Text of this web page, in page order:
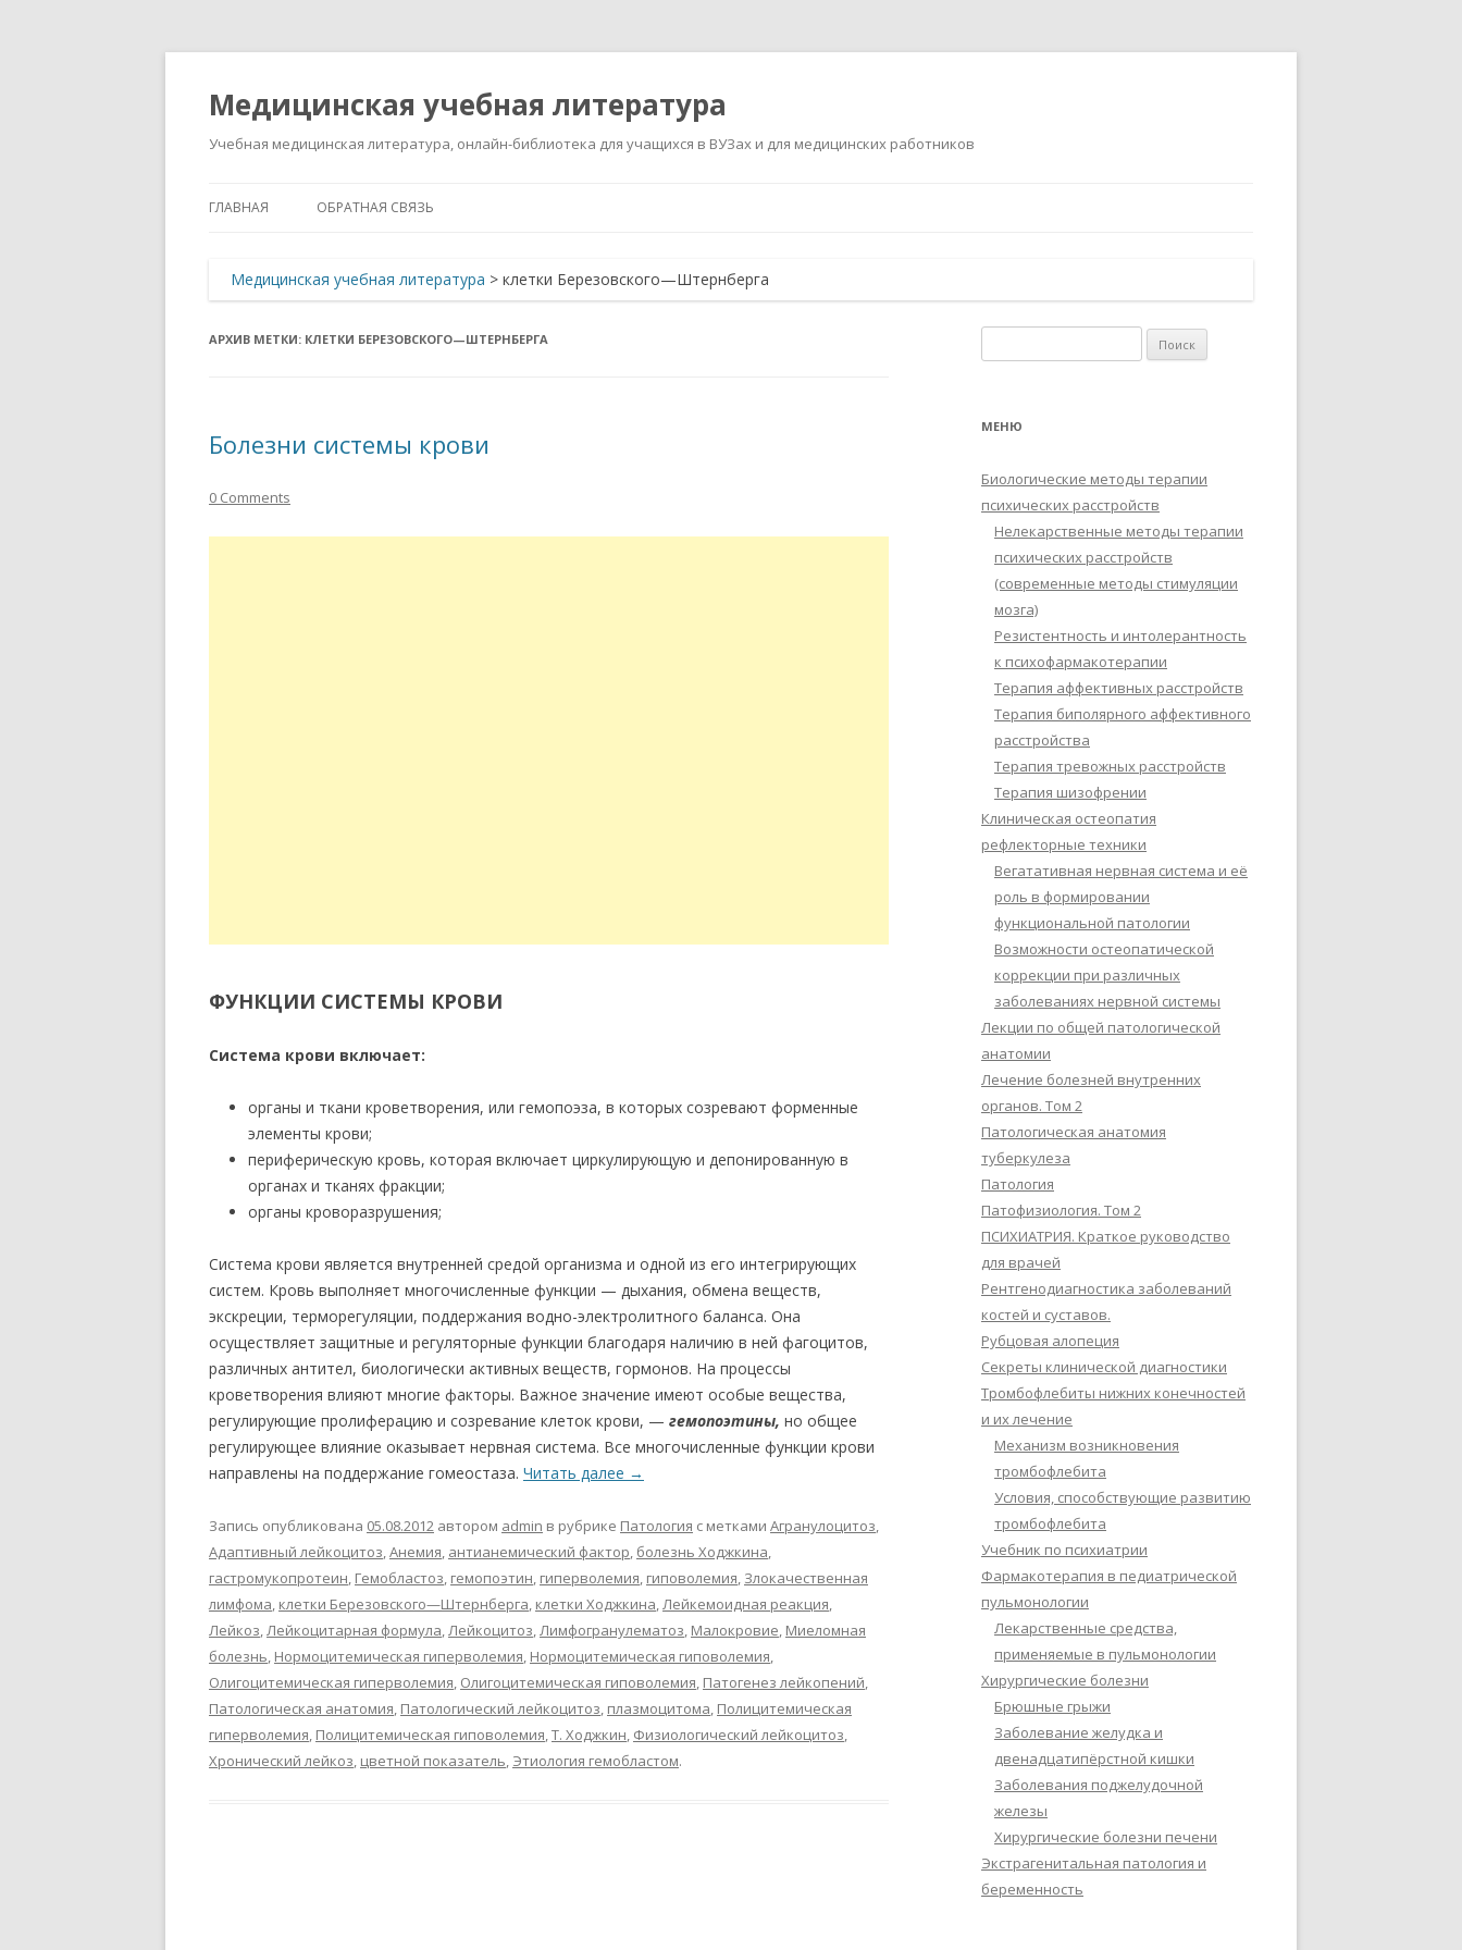
Медицинская учебная литература
Учебная медицинская литература, онлайн-библиотека для учащихся в ВУЗах и для медицинских работников
ГЛАВНАЯ ОБРАТНАЯ СВЯЗЬ
Медицинская учебная литература > клетки Березовского—Штернберга
АРХИВ МЕТКИ: КЛЕТКИ БЕРЕЗОВСКОГО—ШТЕРНБЕРГА
Болезни системы крови
0 Comments
ФУНКЦИИ СИСТЕМЫ КРОВИ
Система крови включает:
органы и ткани кроветворения, или гемопоэза, в которых созревают форменные
элементы крови;
периферическую кровь, которая включает циркулирующую и депонированную в
органах и тканях фракции;
органы кроворазрушения;
Система крови является внутренней средой организма и одной из его интегрирующих
систем. Кровь выполняет многочисленные функции — дыхания, обмена веществ,
экскреции, терморегуляции, поддержания водно-электролитного баланса. Она
осуществляет защитные и регуляторные функции благодаря наличию в ней фагоцитов,
различных антител, биологически активных веществ, гормонов. На процессы
кроветворения влияют многие факторы. Важное значение имеют особые вещества,
регулирующие пролиферацию и созревание клеток крови, — гемопоэтины, но общее
регулирующее влияние оказывает нервная система. Все многочисленные функции крови
направлены на поддержание гомеостаза. Читать далее →
Запись опубликована 05.08.2012 автором admin в рубрике Патология с метками Агранулоцитоз,
Адаптивный лейкоцитоз,Анемия, антианемический фактор, болезнь Ходжкина,
гастромукопротеин, Гемобластоз, гемопоэтин, гиперволемия, гиповолемия, Злокачественная
лимфома, клетки Березовского—Штернберга, клетки Ходжкина,Лейкемоидная реакция,
Лейкоз,Лейкоцитарная формула,Лейкоцитоз,Лимфогранулематоз, Малокровие, Миеломная
болезнь, Нормоцитемическая гиперволемия, Нормоцитемическая гиповолемия,
Олигоцитемическая гиперволемия, Олигоцитемическая гиповолемия, Патогенез лейкопений,
Патологическая анатомия, Патологический лейкоцитоз, плазмоцитома, Полицитемическая
гиперволемия, Полицитемическая гиповолемия,Т. Ходжкин, Физиологический лейкоцитоз,
Хронический лейкоз, цветной показатель, Этиология гемобластом.
МЕНЮ
Биологические методы терапии
психических расстройств
Нелекарственные методы терапии
психических расстройств
(современные методы стимуляции
мозга)
Резистентность и интолерантность
к психофармакотерапии
Терапия аффективных расстройств
Терапия биполярного аффективного
расстройства
Терапия тревожных расстройств
Терапия шизофрении
Клиническая остеопатия
рефлекторные техники
Вегатативная нервная система и её
роль в формировании
функциональной патологии
Возможности остеопатической
коррекции при различных
заболеваниях нервной системы
Лекции по общей патологической
анатомии
Лечение болезней внутренних
органов. Том 2
Патологическая анатомия
туберкулеза
Патология
Патофизиология. Том 2
ПСИХИАТРИЯ. Краткое руководство
для врачей
Рентгенодиагностика заболеваний
костей и суставов.
Рубцовая алопеция
Секреты клинической диагностики
Тромбофлебиты нижних конечностей
и их лечение
Механизм возникновения
тромбофлебита
Условия, способствующие развитию
тромбофлебита
Учебник по психиатрии
Фармакотерапия в педиатрической
пульмонологии
Лекарственные средства,
применяемые в пульмонологии
Хирургические болезни
Брюшные грыжи
Заболевание желудка и
двенадцатипёрстной кишки
Заболевания поджелудочной
железы
Хирургические болезни печени
Экстрагенитальная патология и
беременность